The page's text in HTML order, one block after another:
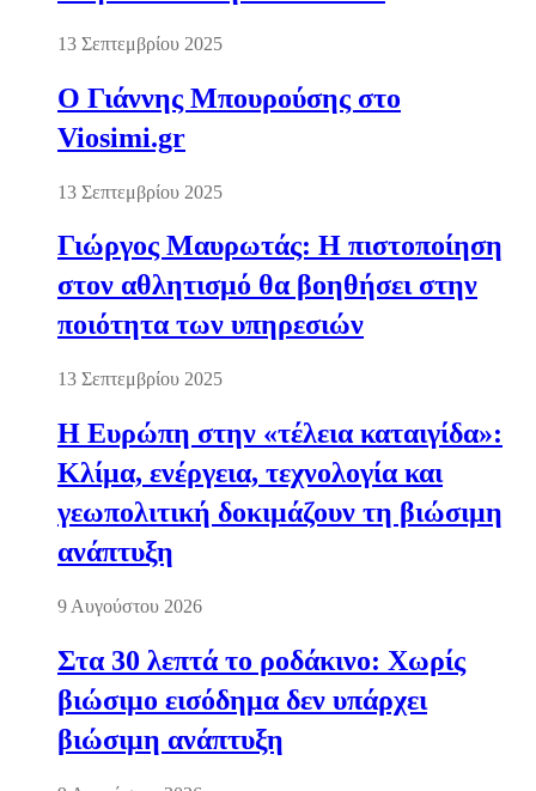
13 Σεπτεμβρίου 2025
Ο Γιάννης Μπουρούσης στο
Viosimi.gr
13 Σεπτεμβρίου 2025
Γιώργος Μαυρωτάς: Η πιστοποίηση
στον αθλητισμό θα βοηθήσει στην
ποιότητα των υπηρεσιών
13 Σεπτεμβρίου 2025
Η Ευρώπη στην «τέλεια καταιγίδα»:
Κλίμα, ενέργεια, τεχνολογία και
γεωπολιτική δοκιμάζουν τη βιώσιμη
ανάπτυξη
9 Αυγούστου 2026
Στα 30 λεπτά το ροδάκινο: Χωρίς
βιώσιμο εισόδημα δεν υπάρχει
βιώσιμη ανάπτυξη